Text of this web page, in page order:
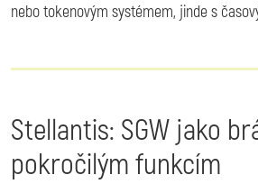
nebo tokenovým systémem, jinde s
Stellantis: SGW jako
pokročilým funkcím